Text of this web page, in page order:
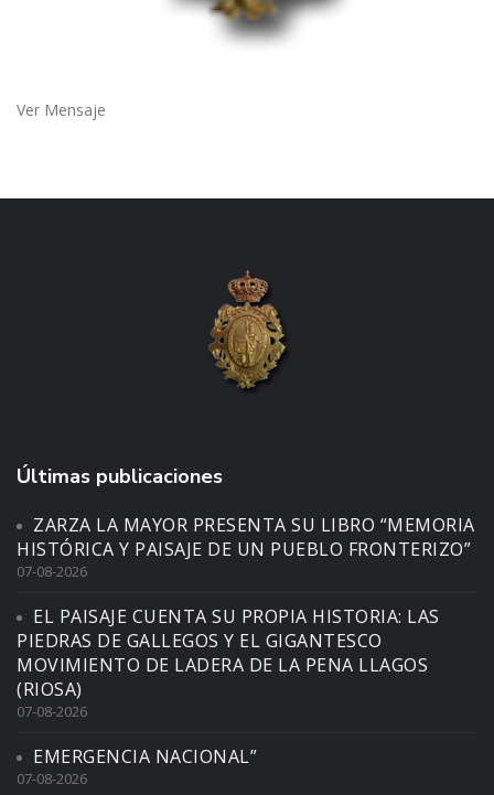
Ver Mensaje
Últimas publicaciones
ZARZA LA MAYOR PRESENTA SU LIBRO “MEMORIA
HISTÓRICA Y PAISAJE DE UN PUEBLO FRONTERIZO”
07-08-2026
EL PAISAJE CUENTA SU PROPIA HISTORIA: LAS
PIEDRAS DE GALLEGOS Y EL GIGANTESCO
MOVIMIENTO DE LADERA DE LA PENA LLAGOS
(RIOSA)
07-08-2026
EMERGENCIA NACIONAL”
07-08-2026